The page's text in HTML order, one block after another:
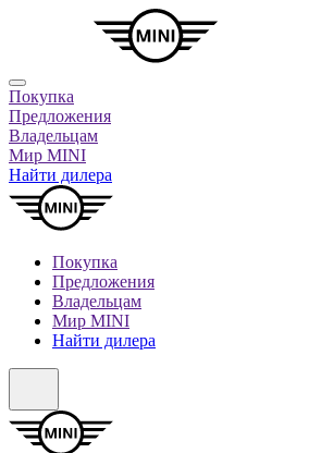
Покупка
Предложения
Владельцам
Мир MINI
Найти дилера
Покупка
Предложения
Владельцам
Мир MINI
Найти дилера